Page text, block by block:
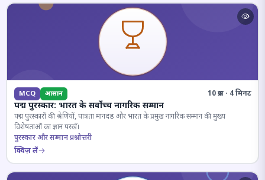
MCQ आसान 10 प्रश्न · 4 मिनट
पद्म पुरस्कार: भारत के सर्वोच्च नागरिक सम्मान
पद्म पुरस्कारों की श्रेणियों, पात्रता मानदंड और भारत के प्रमुख नागरिक सम्मान की मुख्य
विशेषताओं का ज्ञान परखें।
पुरस्कार और सम्मान प्रश्नोत्तरी
क्विज़ लें